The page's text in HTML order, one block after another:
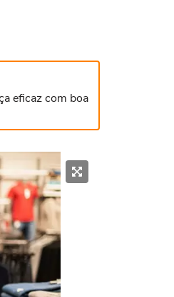
eficaz com boa